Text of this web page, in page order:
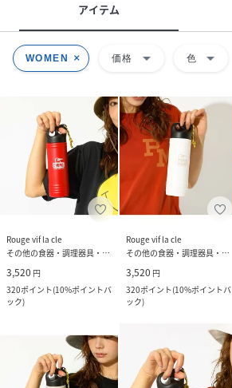
アイテム
WOMEN 価格 arrow_drop_down 色 arrow_drop_down
Rouge vif la cle
その他の食器・調理器具・キッチン用品
3,520 円
320ポイント(10%ポイントバ
ック)
Rouge vif la cle
その他の食器・調理器具・キッチン用品
3,520 円
320ポイント(10%ポイントバ
ック)